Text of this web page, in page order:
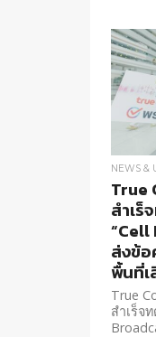
NEWS &
True
สำเร็
“Cell
ส่งข้
พื้นที่เ
True
สำเร็จ